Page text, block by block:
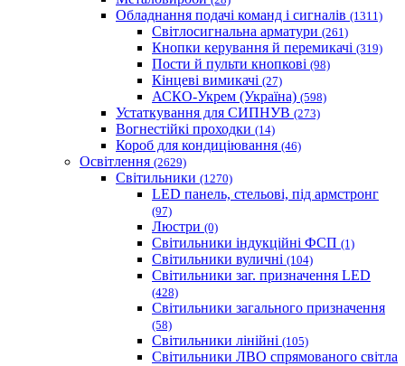
Обладнання подачі команд і сигналів (1311)
Світлосигнальна арматури (261)
Кнопки керування й перемикачі (319)
Пости й пульти кнопкові (98)
Кінцеві вимикачі (27)
АСКО-Укрем (Україна) (598)
Устаткування для СИПНУВ (273)
Вогнестійкі проходки (14)
Короб для кондиціювання (46)
Освітлення (2629)
Світильники (1270)
LED панель, стельові, під армстронг
(97)
Люстри (0)
Світильники індукційні ФСП (1)
Світильники вуличні (104)
Світильники заг. призначення LED
(428)
Світильники загального призначення
(58)
Світильники лінійні (105)
Світильники ЛВО спрямованого світла